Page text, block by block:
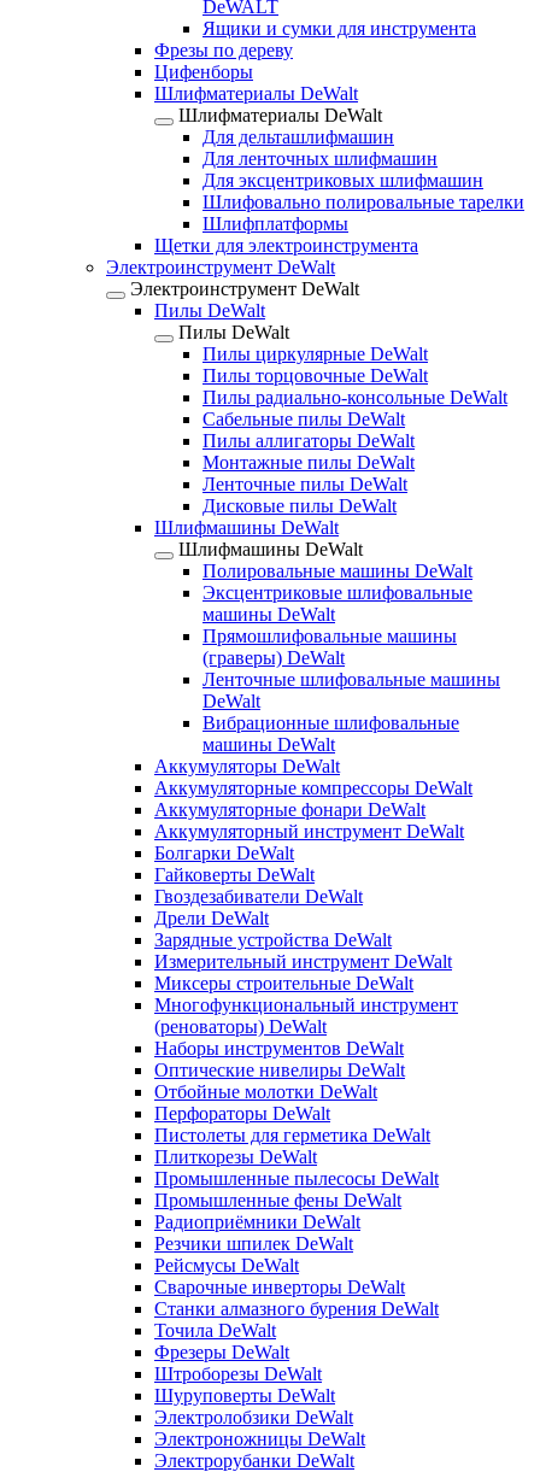
DeWALT
Ящики и сумки для инструмента
Фрезы по дереву
Цифенборы
Шлифматериалы DeWalt
Шлифматериалы DeWalt
Для дельташлифмашин
Для ленточных шлифмашин
Для эксцентриковых шлифмашин
Шлифовально полировальные тарелки
Шлифплатформы
Щетки для электроинструмента
Электроинструмент DeWalt
Электроинструмент DeWalt
Пилы DeWalt
Пилы DeWalt
Пилы циркулярные DeWalt
Пилы торцовочные DeWalt
Пилы радиально-консольные DeWalt
Сабельные пилы DeWalt
Пилы аллигаторы DeWalt
Монтажные пилы DeWalt
Ленточные пилы DeWalt
Дисковые пилы DeWalt
Шлифмашины DeWalt
Шлифмашины DeWalt
Полировальные машины DeWalt
Эксцентриковые шлифовальные
машины DeWalt
Прямошлифовальные машины
(граверы) DeWalt
Ленточные шлифовальные машины
DeWalt
Вибрационные шлифовальные
машины DeWalt
Аккумуляторы DeWalt
Аккумуляторные компрессоры DeWalt
Аккумуляторные фонари DeWalt
Аккумуляторный инструмент DeWalt
Болгарки DeWalt
Гайковерты DeWalt
Гвоздезабиватели DeWalt
Дрели DeWalt
Зарядные устройства DeWalt
Измерительный инструмент DeWalt
Миксеры строительные DeWalt
Многофункциональный инструмент
(реноваторы) DeWalt
Наборы инструментов DeWalt
Оптические нивелиры DeWalt
Отбойные молотки DeWalt
Перфораторы DeWalt
Пистолеты для герметика DeWalt
Плиткорезы DeWalt
Промышленные пылесосы DeWalt
Промышленные фены DeWalt
Радиоприёмники DeWalt
Резчики шпилек DeWalt
Рейсмусы DeWalt
Сварочные инверторы DeWalt
Станки алмазного бурения DeWalt
Точила DeWalt
Фрезеры DeWalt
Штроборезы DeWalt
Шуруповерты DeWalt
Электролобзики DeWalt
Электроножницы DeWalt
Электрорубанки DeWalt